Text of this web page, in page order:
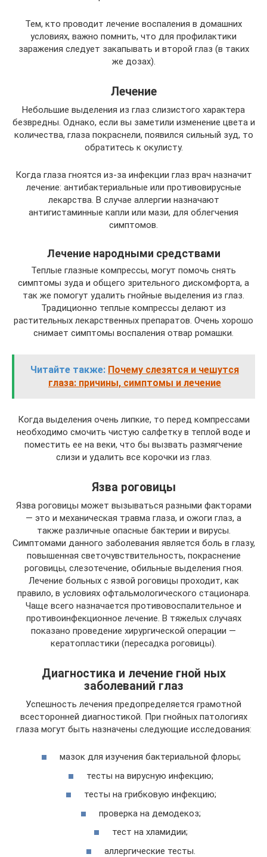
Тем, кто проводит лечение воспаления в домашних
условиях, важно помнить, что для профилактики
заражения следует закапывать и второй глаз (в таких
же дозах).
Лечение
Небольшие выделения из глаз слизистого характера
безвредны. Однако, если вы заметили изменение цвета и
количества, глаза покраснели, появился сильный зуд, то
обратитесь к окулисту.
Когда глаза гноятся из-за инфекции глаз врач назначит
лечение: антибактериальные или противовирусные
лекарства. В случае аллергии назначают
антигистаминные капли или мази, для облегчения
симптомов.
Лечение народными средствами
Теплые глазные компрессы, могут помочь снять
симптомы зуда и общего зрительного дискомфорта, а
так же помогут удалить гнойные выделения из глаз.
Традиционно теплые компрессы делают из
растительных лекарственных препаратов. Очень хорошо
снимает симптомы воспаления отвар ромашки.
Читайте также: Почему слезятся и чешутся
глаза: причины, симптомы и лечение
Когда выделения очень липкие, то перед компрессами
необходимо смочить чистую салфетку в теплой воде и
поместить ее на веки, что бы вызвать размягчение
слизи и удалить все корочки из глаз.
Язва роговицы
Язва роговицы может вызываться разными факторами
— это и механическая травма глаза, и ожоги глаз, а
также различные опасные бактерии и вирусы.
Симптомами данного заболевания является боль в глазу,
повышенная светочувствительность, покраснение
роговицы, слезотечение, обильные выделения гноя.
Лечение больных с язвой роговицы проходит, как
правило, в условиях офтальмологического стационара.
Чаще всего назначается противовоспалительное и
противоинфекционное лечение. В тяжелых случаях
показано проведение хирургической операции —
кератопластики (пересадка роговицы).
Диагностика и лечение гной ных
заболеваний глаз
Успешность лечения предопределяется грамотной
всесторонней диагностикой. При гнойных патологиях
глаза могут быть назначены следующие исследования:
мазок для изучения бактериальной флоры;
тесты на вирусную инфекцию;
тесты на грибковую инфекцию;
проверка на демодекоз;
тест на хламидии;
аллергические тесты.